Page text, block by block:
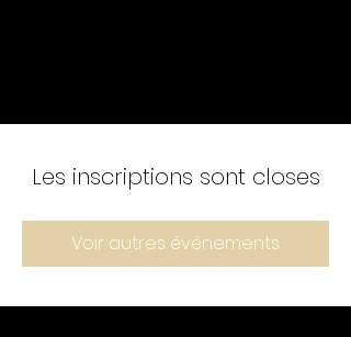
Les inscriptions sont closes
Voir autres événements